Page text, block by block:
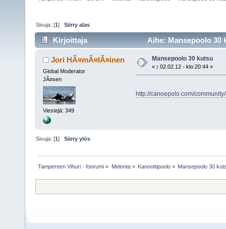
Sivuja: [1]Siirry alas
Kirjoittaja Aihe: Mansepoolo 30
Jori HÃ¤mÃ¤lÃ¤inen
Global Moderator
JÃ¤sen
Viestejä: 349
Mansepoolo 30 kutsu
« : 02.02.12 - klo:20:44 »
http://canoepolo.com/
Sivuja: [1]Siirry ylös
Tampereen Vihuri - foorumi » Melonta» Kanoottipoolo» Mansepoolo 30